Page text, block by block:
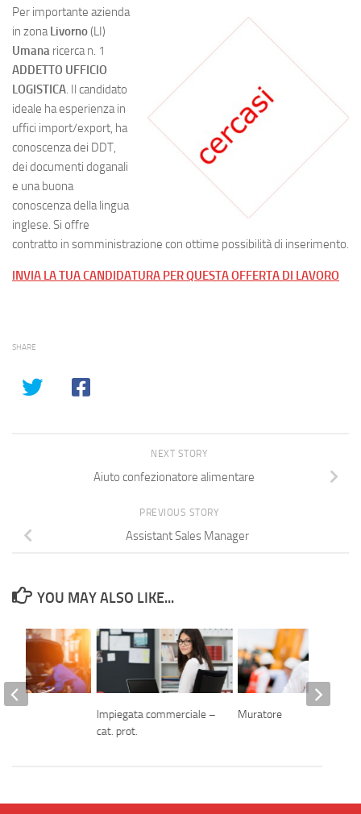
Per importante azienda
in zonaLivorno(LI)
Umana ricerca n. 1
ADDETTO UFFICIO
LOGISTICA. Il candidato
ideale ha esperienza in
uffici import/export, ha
conoscenza dei DDT,
dei documenti doganali
e una buona
conoscenza della lingua
inglese. Si offre
contratto in somministrazione con ottime possibilità di inserimento.
INVIA LA TUA CANDIDATURA PER QUESTA OFFERTA DI LAVORO
SHARE
NEXT STORY
Aiuto confezionatore alimentare
PREVIOUS STORY
Assistant Sales Manager
YOU MAY ALSO LIKE...
Impiegata commerciale –
cat. prot.
Muratore